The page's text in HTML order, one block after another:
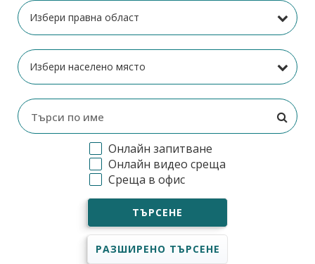
Онлайн запитване
Онлайн видео среща
Среща в офис
ТЪРСЕНЕ
РАЗШИРЕНО ТЪРСЕНЕ